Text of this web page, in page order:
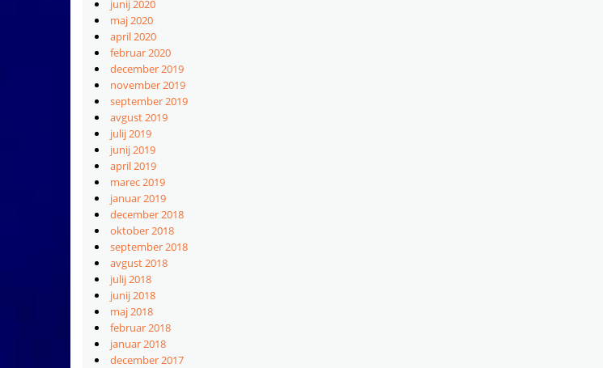
junij 2020
maj 2020
april 2020
februar 2020
december 2019
november 2019
september 2019
avgust 2019
julij 2019
junij 2019
april 2019
marec 2019
januar 2019
december 2018
oktober 2018
september 2018
avgust 2018
julij 2018
junij 2018
maj 2018
februar 2018
januar 2018
december 2017